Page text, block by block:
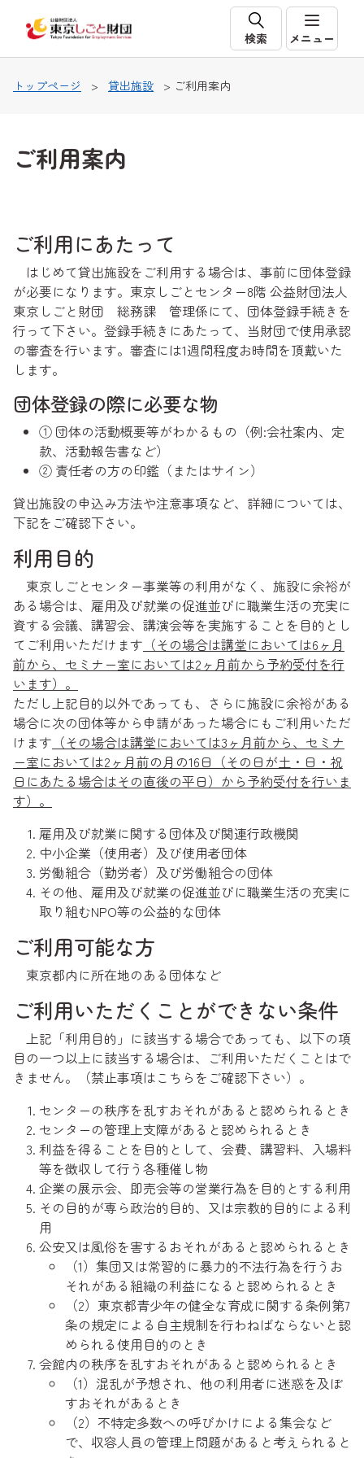
検索 メニュー
トップページ > 貸出施設 > ご利用案内
ご利用案内
ご利用にあたって
はじめて貸出施設をご利用する場合は、事前に団体登録
が必要になります。東京しごとセンター8階 公益財団法人
東京しごと財団 総務課 管理係にて、団体登録手続きを
行って下さい。登録手続きにあたって、当財団で使用承認
の審査を行います。審査には1週間程度お時間を頂戴いた
します。
団体登録の際に必要な物
① 団体の活動概要等がわかるもの（例:会社案内、定
款、活動報告書など）
② 責任者の方の印鑑（またはサイン）
貸出施設の申込み方法や注意事項など、詳細については、
下記をご確認下さい。
利用目的
東京しごとセンター事業等の利用がなく、施設に余裕が
ある場合は、雇用及び就業の促進並びに職業生活の充実に
資する会議、講習会、講演会等を実施することを目的とし
てご利用いただけます （その場合は講堂においては6ヶ月
前から、セミナー室においては2ヶ月前から予約受付を行
います）。
ただし上記目的以外であっても、さらに施設に余裕がある
場合に次の団体等から申請があった場合にもご利用いただ
けます （その場合は講堂においては3ヶ月前から、セミナ
ー室においては2ヶ月前の月の16日（その日が土・日・祝
日にあたる場合はその直後の平日）から予約受付を行いま
す）。
雇用及び就業に関する団体及び関連行政機関
中小企業（使用者）及び使用者団体
労働組合（勤労者）及び労働組合の団体
その他、雇用及び就業の促進並びに職業生活の充実に
取り組むNPO等の公益的な団体
ご利用可能な方
東京都内に所在地のある団体など
ご利用いただくことができない条件
上記「利用目的」に該当する場合であっても、以下の項
目の一つ以上に該当する場合は、ご利用いただくことはで
きません。（禁止事項はこちらをご確認下さい）。
センターの秩序を乱すおそれがあると認められるとき
センターの管理上支障があると認められるとき
利益を得ることを目的として、会費、講習料、入場料
等を徴収して行う各種催し物
企業の展示会、即売会等の営業行為を目的とする利用
その目的が専ら政治的目的、又は宗教的目的による利
用
公安又は風俗を害するおそれがあると認められるとき
（1）集団又は常習的に暴力的不法行為を行うお
それがある組織の利益になると認められるとき
（2）東京都青少年の健全な育成に関する条例第7
条の規定による自主規制を行わねばならないと認
められる使用目的のとき
会館内の秩序を乱すおそれがあると認められるとき
（1）混乱が予想され、他の利用者に迷惑を及ぼ
すおそれがあるとき
（2）不特定多数への呼びかけによる集会など
で、収容人員の管理上問題があると考えられると